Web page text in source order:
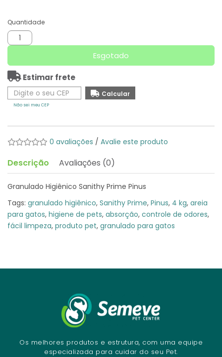
Quantidade
Esgotado
Estimar frete
Não sei meu CEP
0 avaliações / Avalie este produto
Descrição Avaliações (0)
Granulado Higiênico Sanithy Prime Pinus
Tags: granulado higiênico, Sanithy Prime, Pinus, 4 kg, areia
para gatos, higiene de pets, absorção, controle de odores,
fácil limpeza, produto pet, granulado para gatos
Os melhores produtos e estrutura, com uma equipe
especializada para cuidar do seu Pet.